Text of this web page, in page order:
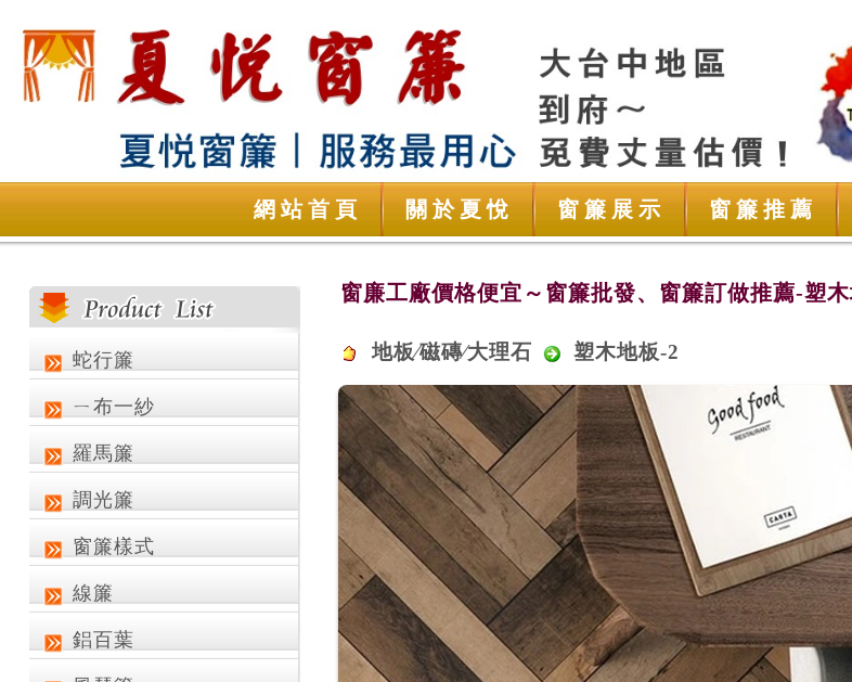
網站首頁 關於夏悅 窗簾展示 窗簾推薦
蛇行簾
ㄧ布一紗
羅馬簾
調光簾
窗簾樣式
線簾
鋁百葉
窗廉工廠價格便宜～窗簾批發、窗簾訂做推薦-塑
地板∕磁磚∕大理石 塑木地板-2